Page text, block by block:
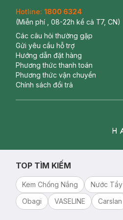
Hotline: 1800 6324
(Miễn phí , 08-22h kể cả T7, CN)
Các câu hỏi thường gặp
Gửi yêu cầu hỗ trợ
Hướng dẫn đặt hàng
Phương thức thanh toán
Phương thức vận chuyển
Chính sách đổi trả
TOP TÌM KIẾM
Kem Chống Nắng Nước
Obagi
VASELINE Carslan